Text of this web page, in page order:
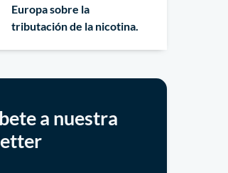
Europa sobre la
tributación de la nicotina.
a nuestra